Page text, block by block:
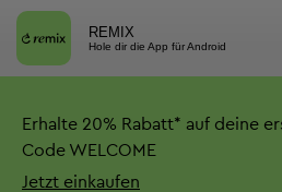
REMIX
Hole dir die App für Android
Erhalte 20% Rabatt* auf deine
Code WELCOME
Jetzt einkaufen